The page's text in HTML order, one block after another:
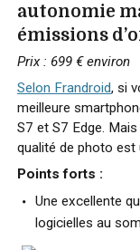
autonomie
émissions
Prix : 699 €environ
Selon Frandroid, si
meilleure
S7 et S7 Edge.
qualité de photo est
Points forts :
Une excellente
logicielles au